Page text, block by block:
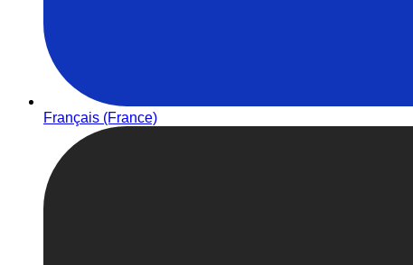
Français (France)